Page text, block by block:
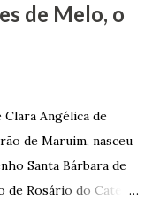
de Melo, o
Angélica de
de Maruim, nasceu
Santa Bárbara de
de Rosário do Catete.